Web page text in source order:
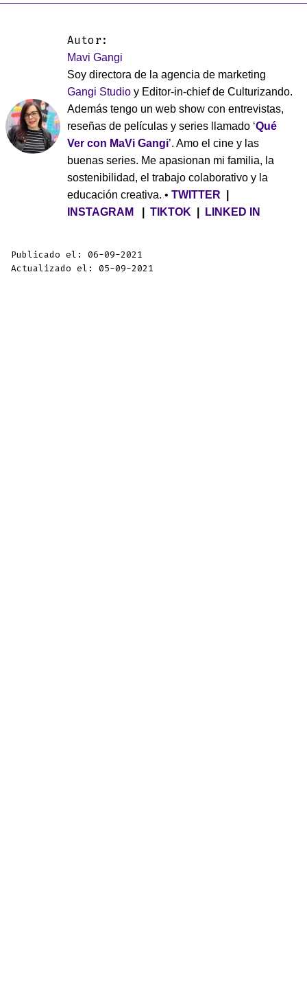
Autor:
Mavi Gangi
Soy directora de la agencia de marketing
Gangi Studio y Editor-in-chief de Culturizando.
Además tengo un web show con entrevistas,
reseñas de películas y series llamado ‘Qué
Ver con MaVi Gangi’. Amo el cine y las
buenas series. Me apasionan mi familia, la
sostenibilidad, el trabajo colaborativo y la
educación creativa. • TWITTER
INSTAGRAM
TIKTOK LINKED IN
Publicado el: 06-09-2021
Actualizado el: 05-09-2021